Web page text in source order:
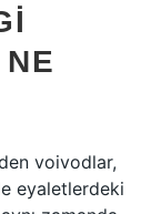
voivodlar,
eyaletlerdeki